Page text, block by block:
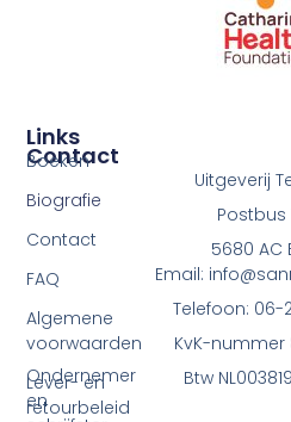
Ondernemer
en
Links
Boeken
Biografie
Contact
FAQ
Algemene
voorwaarden
Lever- en
retourbeleid
Contact
Uitgeverij
Postbus
5680 AC
Email:
Telefoon: 06-
KvK-nummer
Btw